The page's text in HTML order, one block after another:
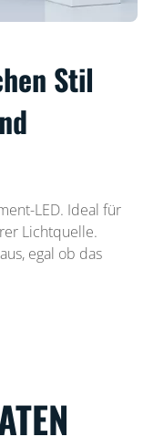
Stil
LED. Ideal für
Lichtquelle.
egal ob das